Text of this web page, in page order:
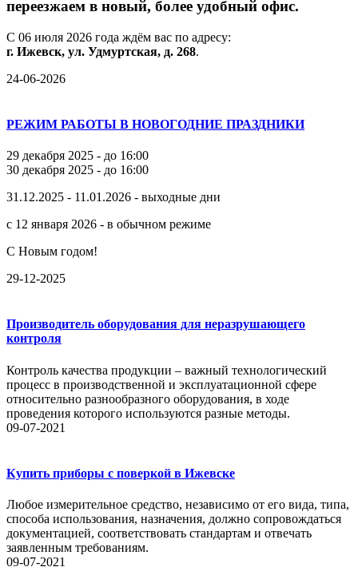
переезжаем в новый, более удобный офис.
С 06 июля 2026 года ждём вас по адресу:
г. Ижевск, ул. Удмуртская, д. 268.
24-06-2026
РЕЖИМ РАБОТЫ В НОВОГОДНИЕ ПРАЗДНИКИ
29 декабря 2025 - до 16:00
30 декабря 2025 - до 16:00
31.12.2025 - 11.01.2026 - выходные дни
с 12 января 2026 - в обычном режиме
С Новым годом!
29-12-2025
Производитель оборудования для неразрушающего
контроля
Контроль качества продукции – важный технологический
процесс в производственной и эксплуатационной сфере
относительно разнообразного оборудования, в ходе
проведения которого используются разные методы.
09-07-2021
Купить приборы с поверкой в Ижевске
Любое измерительное средство, независимо от его вида, типа,
способа использования, назначения, должно сопровождаться
документацией, соответствовать стандартам и отвечать
заявленным требованиям.
09-07-2021